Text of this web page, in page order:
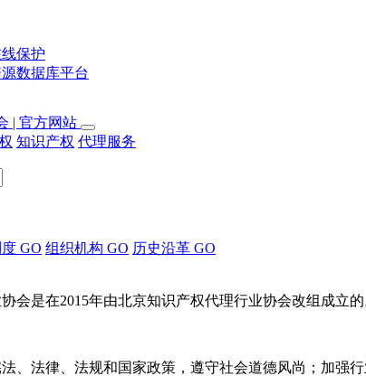
保护
数据库平台
知识产权 代理服务
GO 组织机构 GO 历史沿革 GO
会是在2015年由北京知识产权代理行业协会改组成
、法律、法规和国家政策，遵守社会道德风尚；加强